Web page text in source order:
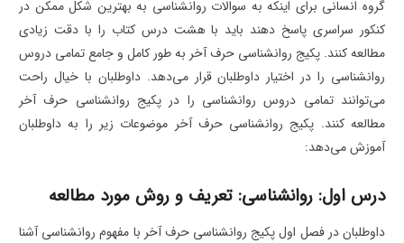
گروه انسانی برای اینکه به سوالات روانشناسی به بهترین شکل ممکن در
کنکور سراسری پاسخ دهند باید با هشت درس کتاب را با دقت زیادی
مطالعه کنند. پکیج روانشناسی حرف آخر به طور کامل و جامع تمامی دروس
روانشناسی را در اختیار داوطلبان قرار می‌دهد. داوطلبان با خیال راحت
می‌توانند تمامی دروس روانشناسی را در پکیج روانشناسی حرف آخر
مطالعه کنند. پکیج روانشناسی حرف آخر موضوعات زیر را به داوطلبان
آموزش می‌دهد:
درس اول: روانشناسی: تعریف و روش مورد مطالعه
داوطلبان در فصل اول پکیج روانشناسی حرف آخر با مفهوم روانشناسی آشنا